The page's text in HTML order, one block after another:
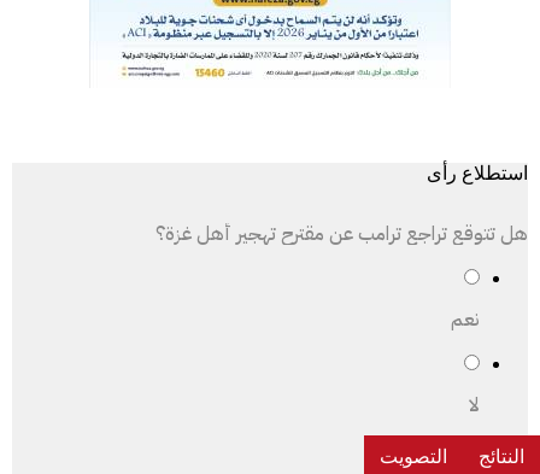
استطلاع رأى
هل تتوقع تراجع ترامب عن مقترح تهجير أهل غزة؟
نعم
لا